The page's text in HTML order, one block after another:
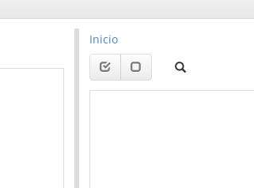
Inicio